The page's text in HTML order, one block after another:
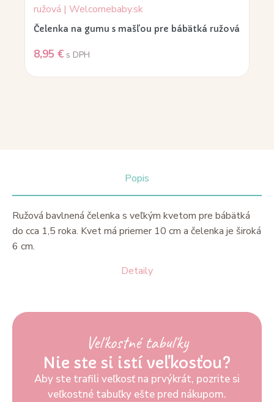
Čelenka na gumu s mašľou pre bábätká ružová
8,95 € s DPH
Popis
Detaily
Ružová bavlnená čelenka s veľkým kvetom pre bábätká
do cca 1,5 roka. Kvet má priemer 10 cm a čelenka je široká
6 cm.
Veľkostné tabuľky
Nie ste si istí veľkosťou?
Aby ste trafili veľkosť na prvýkrát, pozrite si
veľkostné tabuľky ešte pred nákupom.